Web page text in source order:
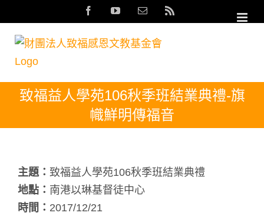
to
content
FacebookYouTubeEmail:
致福益人學苑106秋季班結業典禮-旗
幟鮮明傳福音
主題： 致福益人學苑106秋季班結業典禮
地點： 南港以琳基督徒中心
時間： 2017/12/21